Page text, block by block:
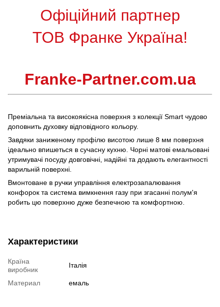
Офіційний партнер
ТОВ Франке Україна!
Franke-Partner.com.ua
Преміальна та високоякісна поверхня з колекції Smart чудово
доповнить духовку відповідного кольору.
Завдяки заниженому профілю висотою лише 8 мм поверхня
ідеально впишеться в сучасну кухню. Чорні матові емальовані
утримувачі посуду довговічні, надійні та додають елегантності
варильній поверхні.
Вмонтоване в ручки управління електрозапалювання
конфорок та система вимкнення газу при згасанні полум'я
робить цю поверхню дуже безпечною та комфортною.
Характеристики
Країна
виробник
Італія
Материал емаль